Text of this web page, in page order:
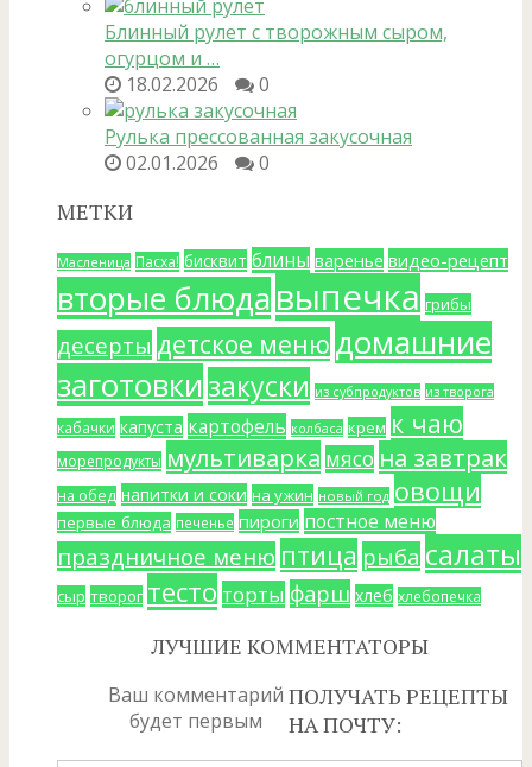
Блинный рулет с творожным сыром,
огурцом и …
18.02.2026
0
Рулька прессованная закусочная
02.01.2026
0
МЕТКИ
Масленица Пасха! бисквит блины варенье видео-рецепт
вторые блюдавыпечка грибы
десерты детское меню домашние
заготовкизакуски из субпродуктов из творога
кабачки капуста картофель колбаса крем к чаю
морепродукты мультиварка мясо на завтрак
на обед напитки и соки на ужин новый год овощи
первые блюда печенье пироги постное меню
праздничное меню птица рыба салаты
сыр творог тесто торты фарш хлеб хлебопечка
ЛУЧШИЕ КОММЕНТАТОРЫ
Ваш комментарий
будет первым
ПОЛУЧАТЬ РЕЦЕПТЫ
НА ПОЧТУ: